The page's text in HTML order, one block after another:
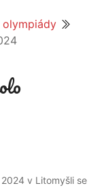
olympiády
v Litomyšli se